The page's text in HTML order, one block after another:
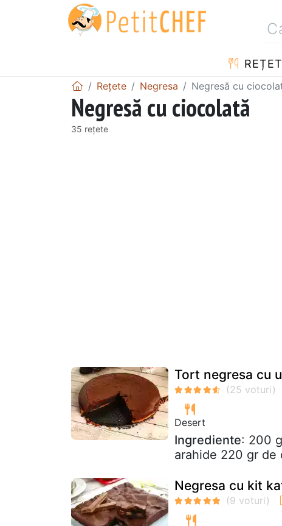
Rețete Negresa Negresă cu
Negresă cu ciocolată
35 rețete
Tort negresa cu
Desert
Ingrediente: 200
arahide 220 gr de
Negresa cu kit